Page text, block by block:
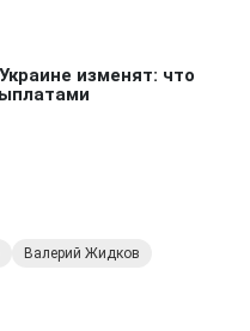
Валерий Жидков